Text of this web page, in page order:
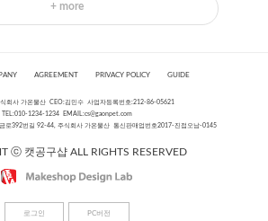
+ more
AGREEMENT PRIVACY POLICY GUIDE
회사 가온물산 CEO:김민수 사업자등록번호:212-86-05621
TEL:010-1234-1234 EMAIL:cs@gaonpet.com
로392번길 92-44, 주식회사 가온물산 통신판매업번호2017-진접오남-0145
ⓒ 캣공구샵 ALL RIGHTS RESERVED
로그인 PC버전